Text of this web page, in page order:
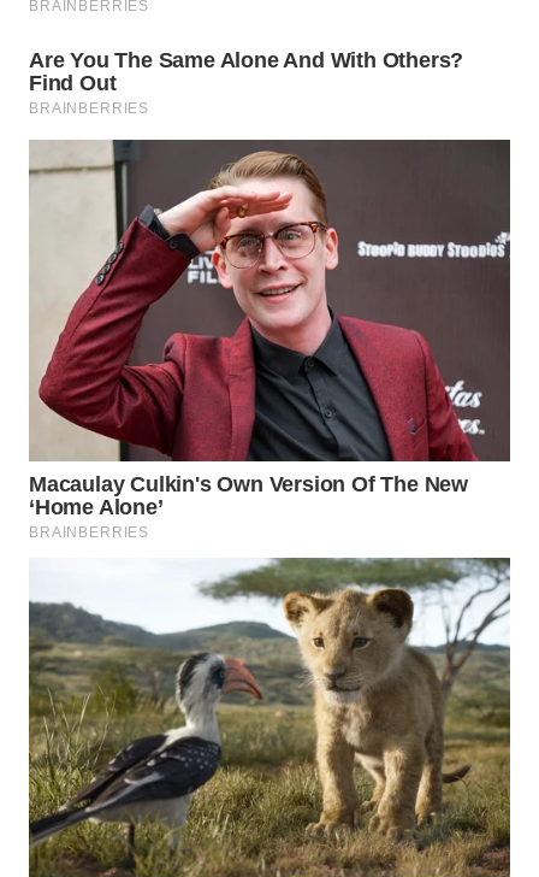
WN
CIANJUR
WN
KEPULAUAN
SERIBU
WN
TANGERANG
WN
BINJAI
CIREBON
WN
KUNINGAN
WN
MAJALENGKA
WN
SUBANG